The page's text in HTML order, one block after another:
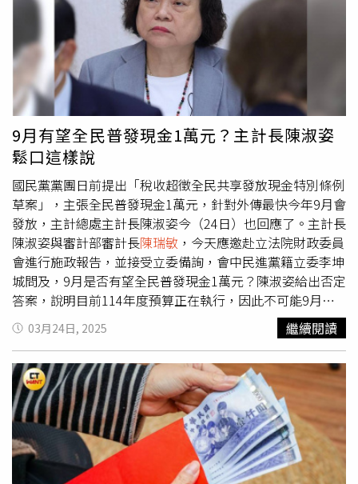
有同意部會首長這樣用行政資源去參加黨政活動嗎？張啓楷
詢問主計長陳淑姿，到場的行政院長、部會首長層級之高，
相關維安人員、司機、交通費、行政費用，都由人民買單
嗎？人民有同意行政首長黨政不分，花這麼多時間在宣傳罷
免民意代表嗎？試問陳主計長這是怎麼回事？陳主計長怎麼
去現場？談參是公務人員提供嗎？陳淑姿表示，自己沒有用
公務司機，回應是自己搭車去，談參自己寫，沒有用到公家
資源。對此，張啓楷笑回「陳主計長談參自己寫，這不是說
謊，就會是親民的好長官，這個事實全民自會有公斷。」張
啓楷接著詢問陳瑞敏 審計長，「相關行政費用、維安人員、
衍生費用之核銷，審計部該如何把關？黨政不分的費用，審
計部這邊給過嗎？」審計長回應「相關科目的支應，審計部
會看行政首長參與活動之內容，確實把關。」張啓楷強調，
請審計長及審計部必須要確實查核把關。張啓楷再問，「有
關大罷免投票預估約12億的經費，目前要由哪一筆預算？哪
一筆公帑？哪一筆人民辛苦的納稅錢出？」對此，陳淑姿回
應，目前中選會來還沒有提出來。張表示，「既然沒有編，
不能打第二預備金的主意，那都是發生天災、緊急事件的救
命錢。」張啓楷說，政府不該浪費人民的納稅錢搞政治鬥
爭、搞大罷免人民選出的立法委員；執政黨用行政資源監
督、反擊在野黨實在是世界奇觀，更不該動歪腦筋到人民的
救命錢「第二預備金」去搞大罷免，也不該繼續縱容行政首
長濫用公共資源參與大罷免宣講、放任民進黨寄生國家行政
資源搞鬥爭。
9月有望全民普發現金1萬元？主計長陳淑姿
鬆口這樣說
國民黨黨團日前提出「稅收超徵全民共享發放現金特別條例
草案」，主張全民普發現金1萬元，針對外傳最快今年9月會
發放，主計總處主計長陳淑姿今（24日）也回應了。主計長
陳淑姿與審計部審計長陳瑞敏 ，今天應邀赴立法院財政委員
會進行施政報告，並接受立委備詢，會中民進黨籍立委李坤
城問及，9月是否有望全民普發現金1萬元？陳淑姿給出否定
答案，說明目前114年度預算正在執行，因此不可能9月發
現金，且115年預算尚在審議階段，是否普發現金也需交由
行政院長裁決。除了端出全民發放現金1萬元外，國民黨團
也要求修法，將普發現金常態化，國民黨立委林德福則問
及，將還稅於民「常態、法制化」是否沒有討論空間。對
此，陳淑姿坦言「原則上不支持」，過去普發現金是有特殊
目的，由於疫情過後引發經濟衰退，當時為了促進台灣經濟
成長動能，才制定特別條例、編列特別預算，希望透過發放
現金刺激整體消費，強調若發放現金成為常態化，那麼政策
執行將失去彈性。
03月24日, 2025 繼續閱讀